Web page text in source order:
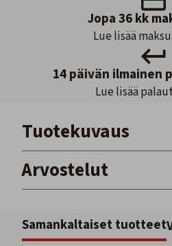
Jopa 36 kk
Lue lisää
14 päivän ilmainen
Lue lisää
Tuotekuvaus
Arvostelut
Samankaltaiset tuotteet